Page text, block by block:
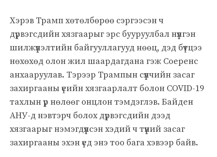
Хэрэв Трамп хөтөлбөрөө сэргээсэн ч
дүрвэгсдийн хязгаарыг эрс бууруулбал нүүлгэн
шилжүүлэлтийн байгууллагууд нөөц, дэд бүтцээ
нөхөхөд олон жил шаардагдана гэж Соеренс
анхааруулав. Тэрээр Трампын сүүлчийн засаг
захиргааны үеийн хязгаарлалт болон COVID-19
тахлын үр нөлөөг онцлон тэмдэглэв. Байден
АНУ-д нэвтэрч болох дүрвэгсдийн дээд
хязгаарыг нэмэгдүүлсэн хэдий ч түүний засаг
захиргааны эхэн үед энэ тоо бага хэвээр байв.